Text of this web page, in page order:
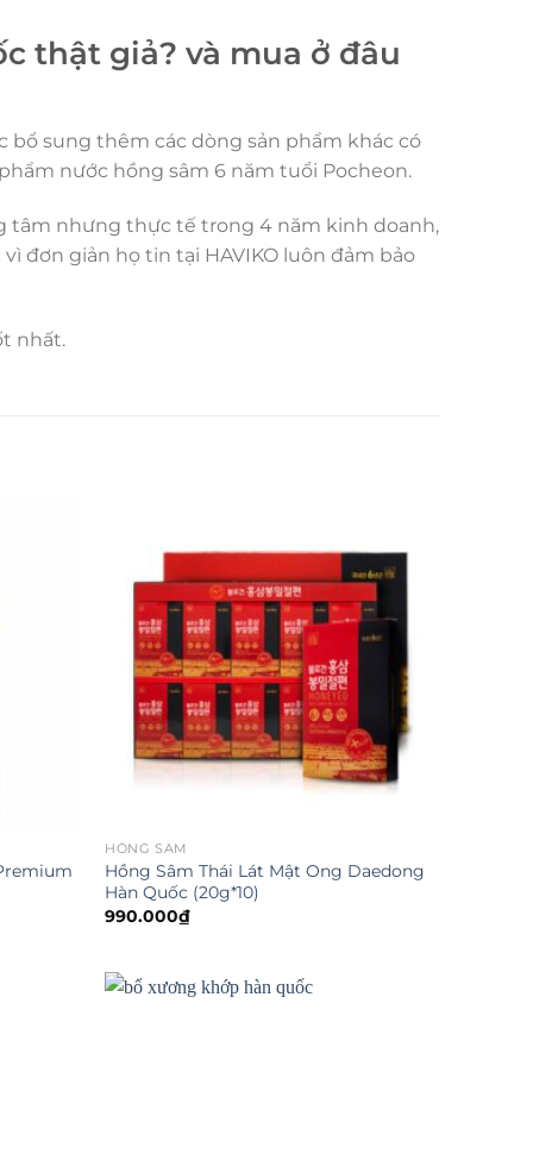
thật giả? và mua ở đâu
sung thêm các dòng sản phẩm khác có
nước hồng sâm 6 năm tuổi Pocheon.
tâm nhưng thực tế trong 4 năm kinh doanh,
đơn giản họ tin tại HAVIKO luôn đảm bảo
nhất.
HỒNG SÂM
Hồng Sâm Thái Lát Mật Ong Daedong
Hàn Quốc (20g*10)
990.000₫